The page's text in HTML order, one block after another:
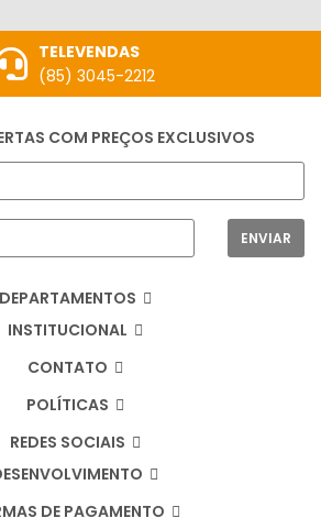
TELEVENDAS
(85) 3045-2212
COM PREÇOS EXCLUSIVOS
DEPARTAMENTOS
INSTITUCIONAL
CONTATO
POLÍTICAS
REDES SOCIAIS
DE PAGAMENTO